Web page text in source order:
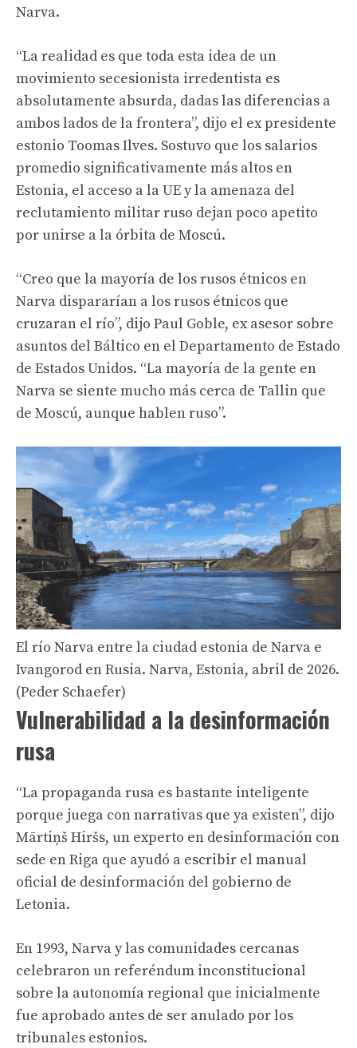
Narva.
“La realidad es que toda esta idea de un
movimiento secesionista irredentista es
absolutamente absurda, dadas las diferencias a
ambos lados de la frontera”, dijo el ex presidente
estonio Toomas Ilves. Sostuvo que los salarios
promedio significativamente más altos en
Estonia, el acceso a la UE y la amenaza del
reclutamiento militar ruso dejan poco apetito
por unirse a la órbita de Moscú.
“Creo que la mayoría de los rusos étnicos en
Narva dispararían a los rusos étnicos que
cruzaran el río”, dijo Paul Goble, ex asesor sobre
asuntos del Báltico en el Departamento de Estado
de Estados Unidos. “La mayoría de la gente en
Narva se siente mucho más cerca de Tallin que
de Moscú, aunque hablen ruso”.
El río Narva entre la ciudad estonia de Narva e
Ivangorod en Rusia. Narva, Estonia, abril de 2026.
(Peder Schaefer)
Vulnerabilidad a la desinformación
rusa
“La propaganda rusa es bastante inteligente
porque juega con narrativas que ya existen”, dijo
Mārtiņš Hiršs, un experto en desinformación con
sede en Riga que ayudó a escribir el manual
oficial de desinformación del gobierno de
Letonia.
En 1993, Narva y las comunidades cercanas
celebraron un referéndum inconstitucional
sobre la autonomía regional que inicialmente
fue aprobado antes de ser anulado por los
tribunales estonios.